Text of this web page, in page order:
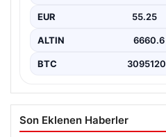
EUR 55.25
ALTIN 6660.6
BTC 3095120
Son Eklenen Haberler